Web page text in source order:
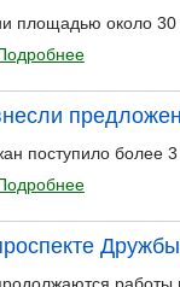
площадью около
поступило более